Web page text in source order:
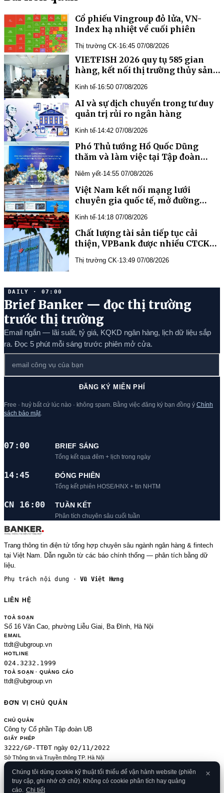
Cổ phiếu Vingroup đỏ lửa, VN-
Index hạ nhiệt về cuối phiên
Thị trường CK·16:45 07/08/2026
VIETFISH 2026 quy tụ 585 gian
hàng, kết nối thị trường thủy sản
Kinh tế·16:50 07/08/2026
AI và sự dịch chuyển trong tư duy
quản trị rủi ro ngân hàng
Kinh tế·14:42 07/08/2026
Phó Thủ tướng Hồ Quốc Dũng
thăm và làm việc tại Tập đoàn
Niêm yết·14:55 07/08/2026
Việt Nam kết nối mạng lưới
chuyên gia quốc tế, mở đường
truyền học trước sinh
Kinh tế·14:18 07/08/2026
Chất lượng tài sản tiếp tục cải
thiện, VPBank được nhiều CTCK
Thị trường CK·13:49 07/08/2026
DAILY · 07:00
Brief Banker — đọc thị trường
trước thị trường
Email ngắn — lãi suất, tỷ giá, KQKD ngân hàng, lịch dữ liệu sắp
ra. Đọc 5 phút mỗi sáng trước phiên mở cửa.
ĐĂNG KÝ MIỄN PHÍ
Free · huỷ bất cứ lúc nào · không spam. Bằng việc đăng ký bạn đồng ý Chính
sách bảo mật
07:00 BRIEF SÁNG
Tổng kết qua đêm + lịch trong ngày
14:45 ĐÓNG PHIÊN
Tổng kết phiên HOSE/HNX + tin NHTM
CN 16:00 TUẦN KẾT
Phân tích chuyên sâu cuối tuần
Trang thông tin điện tử tổng hợp chuyên sâu ngành ngân hàng & fintech
tại Việt Nam. Dẫn nguồn từ các báo chính thống — phân tích bằng dữ
liệu.
Phụ trách nội dung ·Vũ Việt Hưng
LIÊN HỆ
TOÀ SOẠN
Số 16 Văn Cao, phường Liễu Giai, Ba Đình, Hà Nội
EMAIL
ttdt@ubgroup.vn
HOTLINE
024.3232.1999
TOÀ SOẠN · QUẢNG CÁO
ttdt@ubgroup.vn
ĐƠN VỊ CHỦ QUẢN
CHỦ QUẢN
Công ty Cổ phần Tập đoàn UB
GIẤY PHÉP
3222/GP-TTĐT ngày 02/11/2022
Sở Thông tin và Truyền thông TP. Hà Nội
Sửa đổi của 2489/GP-TTĐT ngày 24/8/2020
ĐKKD
0106080414· cấp09/01/2013
Chúng tôi dùng cookie kỹ thuật tối thiểu để vận hành website (phiên
truy cập, ghi nhớ cỡ chữ). Không có cookie phân tích hay quảng
cáo. Chi tiết